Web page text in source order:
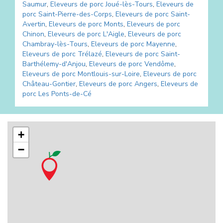
Saumur, Eleveurs de porc Joué-lès-Tours, Eleveurs de
porc Saint-Pierre-des-Corps, Eleveurs de porc Saint-
Avertin, Eleveurs de porc Monts, Eleveurs de porc
Chinon, Eleveurs de porc L'Aigle, Eleveurs de porc
Chambray-lès-Tours, Eleveurs de porc Mayenne,
Eleveurs de porc Trélazé, Eleveurs de porc Saint-
Barthélemy-d'Anjou, Eleveurs de porc Vendôme,
Eleveurs de porc Montlouis-sur-Loire, Eleveurs de porc
Château-Gontier, Eleveurs de porc Angers, Eleveurs de
porc Les Ponts-de-Cé
+
−